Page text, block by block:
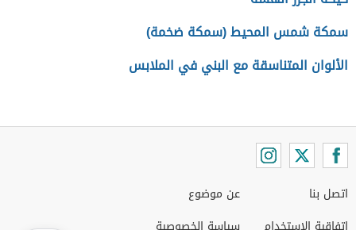
سمكة شمس المحيط (سمكة ضخمة)
الألوان المتناسقة مع البني في الملابس
اتصل بنا
عن موضوع